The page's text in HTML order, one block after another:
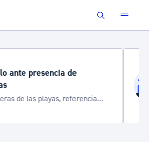
Buscar
Grande 2026
de tráfico y servicios especiales